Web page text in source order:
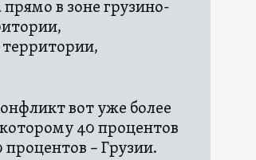
в зоне грузино-
территории,
вот уже более
40 процентов
процентов – Грузии.